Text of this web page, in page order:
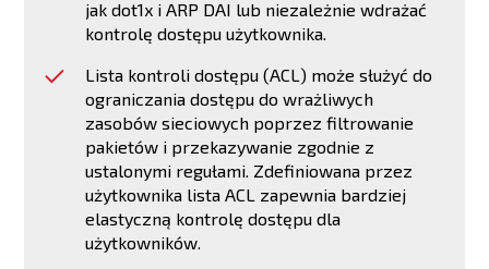
jak dot1x i ARP DAI lub niezależnie wdrażać
kontrolę dostępu użytkownika.
Lista kontroli dostępu (ACL) może służyć do
ograniczania dostępu do wrażliwych
zasobów sieciowych poprzez filtrowanie
pakietów i przekazywanie zgodnie z
ustalonymi regułami. Zdefiniowana przez
użytkownika lista ACL zapewnia bardziej
elastyczną kontrolę dostępu dla
użytkowników.